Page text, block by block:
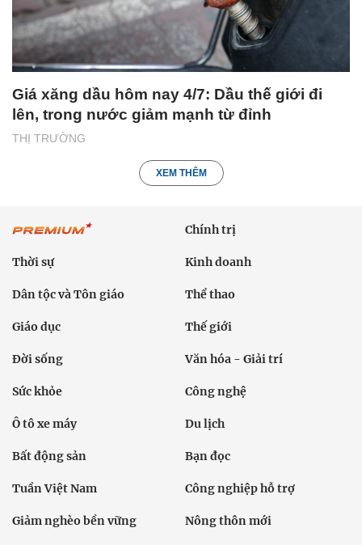
THỊ TRƯỜNG
Giá xăng dầu hôm nay 4/7: Dầu thế giới đi
lên, trong nước giảm mạnh từ đỉnh
XEM THÊM
Chính trị
Thời sự Kinh doanh
Dân tộc và Tôn giáo Thể thao
Giáo dục Thế giới
Đời sống Văn hóa - Giải trí
Sức khỏe Công nghệ
Ô tô xe máy Du lịch
Bất động sản Bạn đọc
Tuần Việt Nam Công nghiệp hỗ trợ
Giảm nghèo bền vững Nông thôn mới